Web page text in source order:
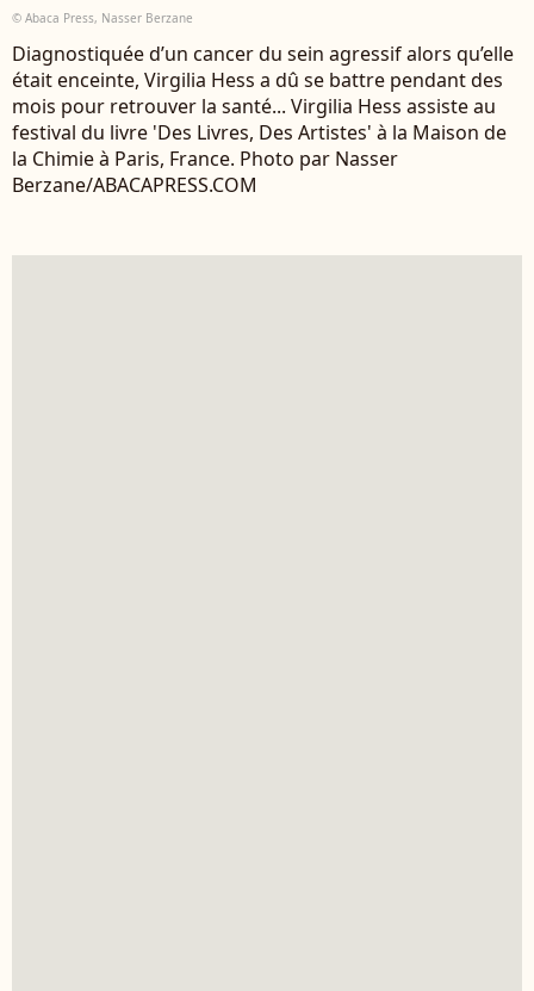
© Abaca Press, Nasser Berzane
Diagnostiquée d’un cancer du sein agressif alors qu’elle
était enceinte, Virgilia Hess a dû se battre pendant des
mois pour retrouver la santé... Virgilia Hess assiste au
festival du livre 'Des Livres, Des Artistes' à la Maison de
la Chimie à Paris, France. Photo par Nasser
Berzane/ABACAPRESS.COM